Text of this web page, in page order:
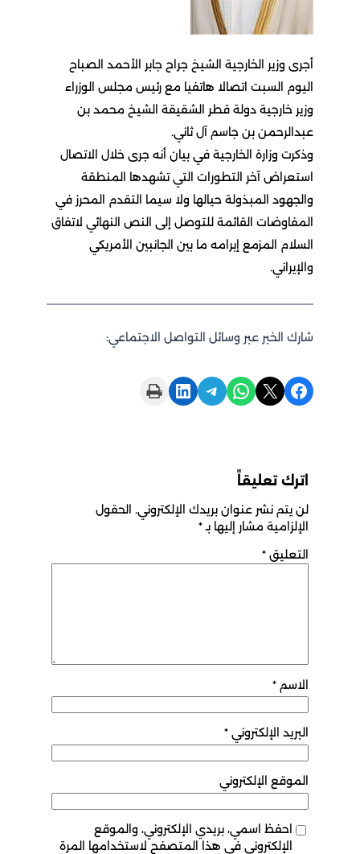
‏أجرى وزير الخارجية الشيخ جراح جابر الأحمد الصباح
اليوم السبت اتصالا هاتفيا مع رئيس مجلس الوزراء
وزير خارجية دولة قطر الشقيقة الشيخ محمد بن
عبدالرحمن بن جاسم آل ثاني.
وذكرت وزارة الخارجية في بيان أنه جرى خلال الاتصال
استعراض آخر التطورات التي تشهدها المنطقة
والجهود المبذولة حيالها ولا سيما التقدم المحرز في
المفاوضات القائمة للتوصل إلى النص النهائي لاتفاق
السلام المزمع إبرامه ما بين الجانبين الأمريكي
والإيراني.
شارك الخبر عبر وسائل التواصل الاجتماعي:
Share on Facebook
Share on X
Share on WhatsApp
Share on Telegram
Share on LinkedIn
Print this Page
اترك تعليقاً
لن يتم نشر عنوان بريدك الإلكتروني. الحقول
الإلزامية مشار إليها بـ*
التعليق *
الاسم *
البريد الإلكتروني *
الموقع الإلكتروني
احفظ اسمي، بريدي الإلكتروني، والموقع
الإلكتروني في هذا المتصفح لاستخدامها المرة